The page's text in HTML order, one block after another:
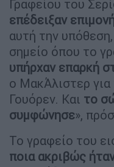
Γραφείου του
επέδειξαν
αυτή την
σημείο όπου το
υπήρχαν επαρκή
ο ΜακΆλιστερ
Γουόρεν. Και το
συμφώνησε»,
Το γραφείο του
ποια ακριβώς